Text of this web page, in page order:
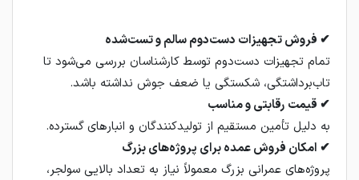
✔ فروش تجهیزات دست‌دوم سالم و تست‌شده
تمام تجهیزات دست‌دوم توسط کارشناسان بررسی می‌شود تا
تاب‌برداشتگی، شکستگی یا ضعف جوش نداشته باشد.
✔ قیمت رقابتی و مناسب
به دلیل تأمین مستقیم از تولیدکنندگان و انبارهای گسترده.
✔ امکان فروش عمده برای پروژه‌های بزرگ
پروژه‌های عمرانی بزرگ معمولاً نیاز به تعداد بالایی سولجر،